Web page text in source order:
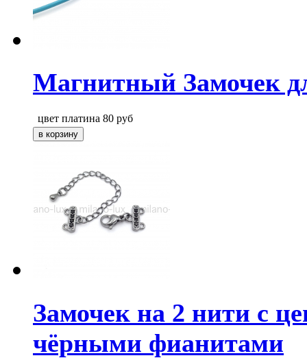
Магнитный Замочек
цвет платина 80 руб
Замочек на 2 нити с
чёрными фианитами